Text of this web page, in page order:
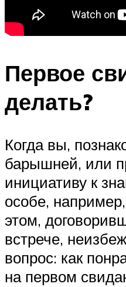
Первое
делать?
Когда вы,
барышней, или
инициативу к
особе,
этом,
встрече,
вопрос: как
на первом